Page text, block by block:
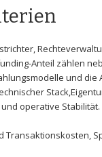
Anteil⁢ zählen
und
‍und operative Stabilität.
Transaktionskosten,